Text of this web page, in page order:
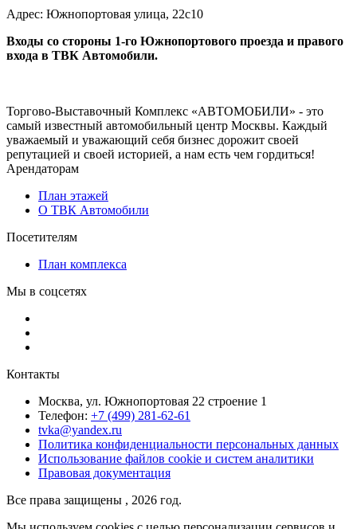
Адрес: Южнопортовая улица, 22с10
Входы со стороны 1-го Южнопортового проезда и правого
входа в ТВК Автомобили.
Торгово-Выставочный Комплекс «АВТОМОБИЛИ» - это
самый известный автомобильный центр Москвы. Каждый
уважаемый и уважающий себя бизнес дорожит своей
репутацией и своей историей, а нам есть чем гордиться!
Арендаторам
План этажей
О ТВК Автомобили
Посетителям
План комплекса
Мы в соцсетях
Контакты
Москва, ул. Южнопортовая 22 строение 1
Телефон: +7 (499) 281-62-61
tvka@yandex.ru
Политика конфиденциальности персональных данных
Использование файлов cookie и систем аналитики
Правовая документация
Все права защищены , 2026 год.